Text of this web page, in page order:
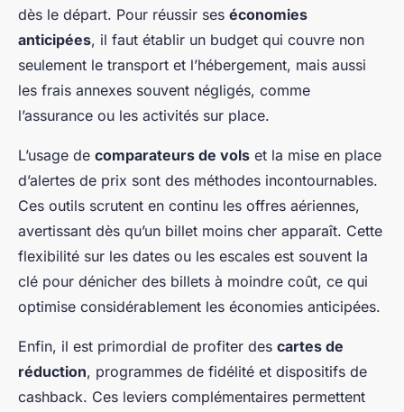
dès le départ. Pour réussir ses économies
anticipées, il faut établir un budget qui couvre non
seulement le transport et l’hébergement, mais aussi
les frais annexes souvent négligés, comme
l’assurance ou les activités sur place.
L’usage de comparateurs de vols et la mise en place
d’alertes de prix sont des méthodes incontournables.
Ces outils scrutent en continu les offres aériennes,
avertissant dès qu’un billet moins cher apparaît. Cette
flexibilité sur les dates ou les escales est souvent la
clé pour dénicher des billets à moindre coût, ce qui
optimise considérablement les économies anticipées.
Enfin, il est primordial de profiter des cartes de
réduction, programmes de fidélité et dispositifs de
cashback. Ces leviers complémentaires permettent